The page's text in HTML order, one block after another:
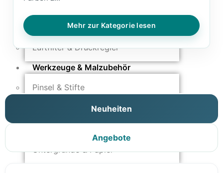
Schläuche & Kupplungen
Anschlüsse & Verschraubungen
Luftfilter & Druckregler
Werkzeuge & Malzubehör
Pinsel & Stifte
Radierer & Schneidewerkzeuge
Plotter & Zubehör
Modellbau-Zubehör
Untergründe & Papier
Mehr zur Kategorie lesen
Neuheiten
Angebote